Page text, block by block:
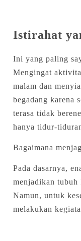
Istirahat
Ini yang paling
Mengingat
malam dan
begadang karena
terasa tidak
hanya tidur-
Bagaimana
Pada dasarnya,
menjadikan
Namun, untuk
melakukan